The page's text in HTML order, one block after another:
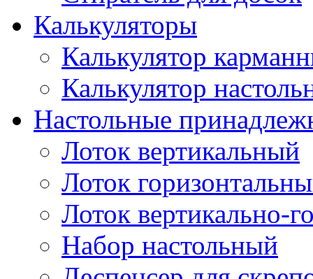
Калькуляторы
Калькулятор
Калькулятор
Настольные
Лоток вертикальный
Лоток
Лоток вертикально-
Набор настольный